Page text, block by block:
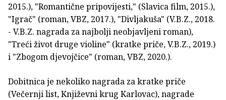
2015.), "Romantične pripovijesti," (Slavica film, 2015.),
"Igrač" (roman, VBZ, 2017.), "Divljakuša" (V.B.Z., 2018.
- V.B.Z. nagrada za najbolji neobjavljeni roman),
"Treći život druge violine" (kratke priče, V.B.Z., 2019.)
i "Zbogom djevojčice" (roman, VBZ, 2020.).
Dobitnica je nekoliko nagrada za kratke priče
(Večernji list, Književni krug Karlovac), nagrade